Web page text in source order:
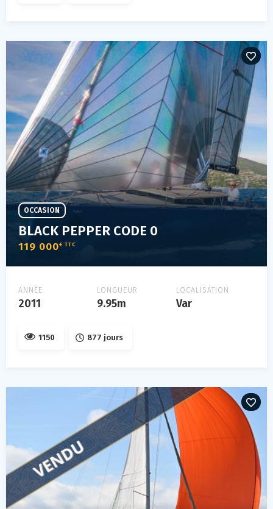
BLACK PEPPER CODE 0
119 000€ TTC
OCCASION
ANNÉE
2011
LONGUEUR
9.95m
LOCALISATION
Var
1150 877 jours